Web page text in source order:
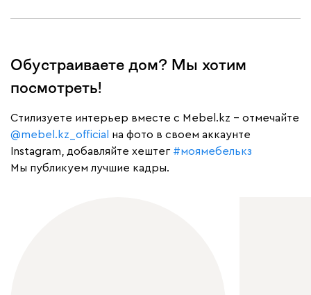
Обустраиваете дом? Мы хотим
посмотреть!
Cтилизуете интерьер вместе с Mebel.kz – отмечайте
@mebel.kz_official
на фото в своем аккаунте
Instagram, добавляйте хештег #моямебелькз
Мы публикуем лучшие кадры.